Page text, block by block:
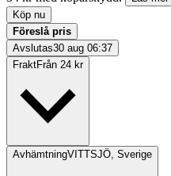
Köp nu
Föreslå pris
Avslutas30 aug 06:37
FraktFrån 24 kr
AvhämtningVITTSJÖ, Sverige